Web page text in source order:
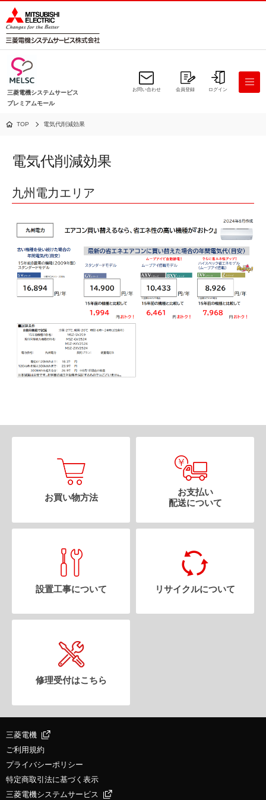
三菱電機システムサービス
プレミアムモール
お問い合わせ 会員登録 ログイン
TOP 電気代削減効果
電気代削減効果
九州電力エリア
お買い物方法
お支払い
配送について
設置工事について リサイクルについて
修理受付はこちら
三菱電機
ご利用規約
プライバシーポリシー
特定商取引法に基づく表示
三菱電機システムサービス